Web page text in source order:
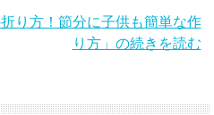
り方！節分に子供も簡単な作
り方」の続きを読む